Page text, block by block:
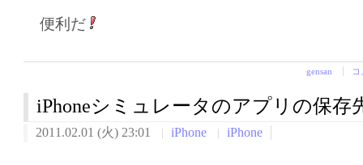
便利だ
gensan
iPhoneシミュレータのアプリの保存
2011.02.01 (火) 23:01 iPhone iPhone